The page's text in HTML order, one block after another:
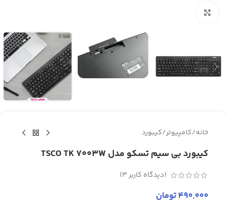
خانه/کامپیوتر/کیبورد
کیبورد بی سیم تسکو مدل TSCO TK 7003W
(دیدگاه کاربر3
)
490,000تومان